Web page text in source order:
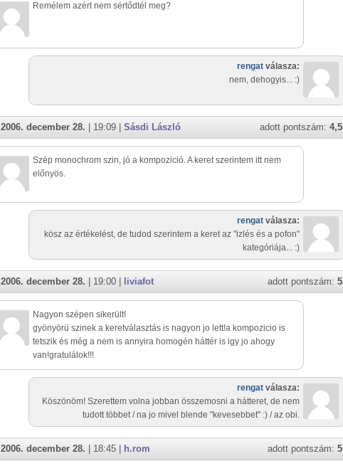
Remélem azért nem sértődtél meg?
rengat válasza:
nem, dehogyis... :)
adott pontszám: 4,5
2006. december 28. | 19:09 | Sásdi László
Szép monochrom szin, jó a kompozició. A keret szerintem itt nem
előnyös.
rengat válasza:
kösz az értékelést, de tudod szerintem a keret az "izlés és a pofon"
kategóriája... :)
adott pontszám: 5
2006. december 28. | 19:00 | liviafot
Nagyon szépen sikerült!
gyönyörü szinek a keretválasztás is nagyon jo lett!a kompozicio is
tetszik és még a nem is annyira homogén háttér is igy jo ahogy
van!gratulálok!!!
rengat válasza:
Köszönöm! Szerettem volna jobban összemosni a hátteret, de nem
tudott többet / na jo mivel blende "kevesebbet" :) / az obi.
adott pontszám: 5
2006. december 28. | 18:45 | h.rom